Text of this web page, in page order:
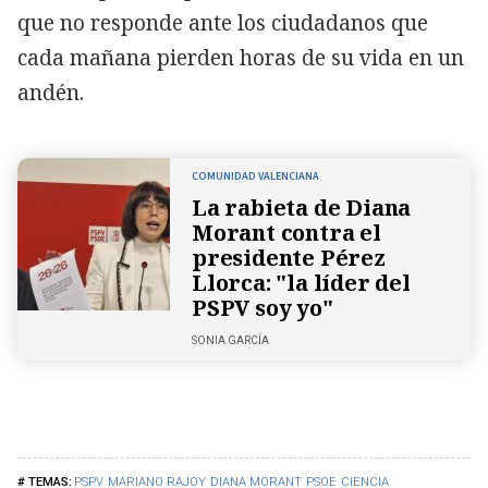
PSPV MARIANO RAJOY DIANA MORANT PSOE CIENCIA
que no responde ante los ciudadanos que
cada mañana pierden horas de su vida en un
andén.
COMUNIDAD VALENCIANA
La rabieta de Diana
Morant contra el
presidente Pérez
Llorca: "la líder del
PSPV soy yo"
SONIA GARCÍA